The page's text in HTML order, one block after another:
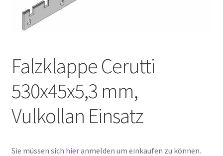
Falzklappe Cerutti
530x45x5,3 mm,
Vulkollan Einsatz
Sie müssen sich hieranmelden um einkaufen zu können.